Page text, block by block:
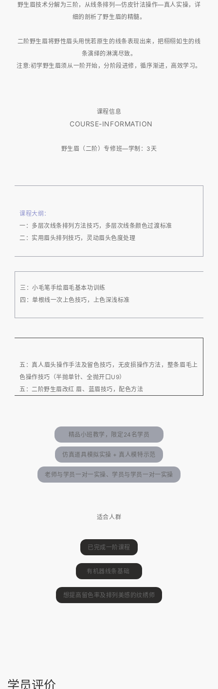
野生眉技术分解为三阶，从线条排列—仿皮针法操作—真人实操，详
细的剖析了野生眉的精髓。
二阶野生眉将野性眉头用恍若原生的线条表现出来，把栩栩如生的线
条演绎的淋漓尽致。
注意:初学野生眉须从一阶开始，分阶段进修，循序渐进，高效学习。
课程信息
COURSE-INFORMATION
野生眉（二阶）专修班—学制：3天
课程大纲：
一：多层次线条排列方法技巧，多层次线条颜色过渡标准
二：实用眉头排列技巧，灵动眉头色度处理
三：小毛笔手绘眉毛基本功训练
四：单根线一次上色技巧，上色深浅标准
五：真人眉头操作手法及留色技巧，无皮损操作方法，整条眉毛上
色操作技巧（半抛单针、全抛开口U9）
五：二阶野生眉改红 眉、蓝眉技巧，配色方法
精品小班教学，限定24名学员
仿真道具模拟实操 + 真人模特示范
老师与学员一对一实操、学员与学员一对一实操
适合人群
已完成一阶课程
有机器线条基础
想提高留色率及排列美感的纹绣师
学员评价